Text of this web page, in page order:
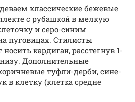
классические бежевые
с рубашкой в мелкую
и серо-синим
пуговицах. Стилисты
кардиган, расстегнув 1-
Дополнительные
туфли-дерби, сине-
в клетку (клетка средне